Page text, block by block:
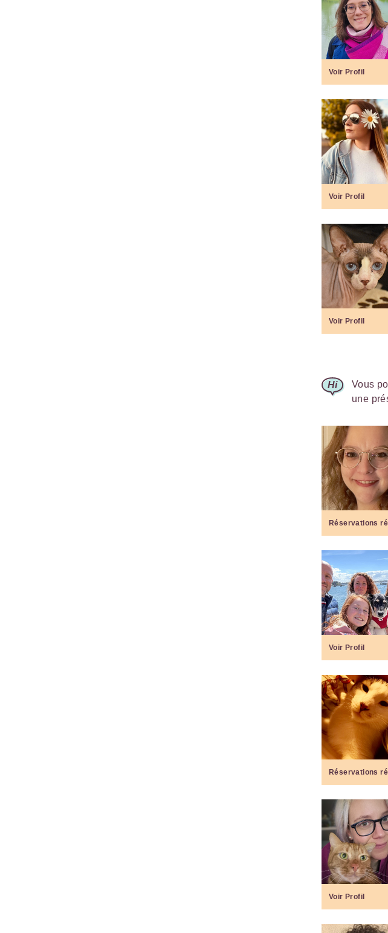
Voir Profil
Voir Profil
Voir Profil
Vous
une
Réservations
Voir Profil
Réservations
Voir Profil